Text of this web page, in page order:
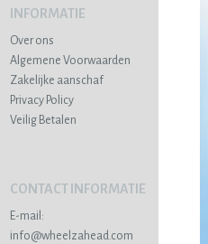
INFORMATIE
Over ons
Algemene Voorwaarden
Zakelijke aanschaf
Privacy Policy
Veilig Betalen
CONTACT INFORMATIE
E-mail:
info@wheelzahead.com